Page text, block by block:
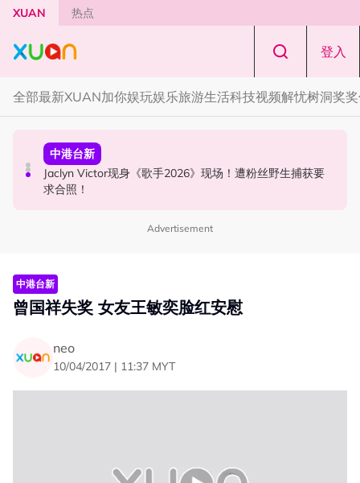
Skip to main content
XUAN 热点
登入
全部最新XUAN加你娱玩娱乐旅游生活科技视频解忧树洞奖
国际星闻
YG大楼遭女粉持高尔夫球杆猛砸！BLACKPINK 10周年最
新进展曝光！
中港台新
Jaclyn Victor现身《歌手2026》现场！遭粉丝野生捕获要
求合照！
中港台新
中国《歌手2026》 “歌王之战” 成绩出炉！胡彦斌夺得歌王
宝座！
Advertisement
中港台新
曾国祥失奖 女友王敏奕脸红安慰
neo
10/04/2017 | 11:37 MYT